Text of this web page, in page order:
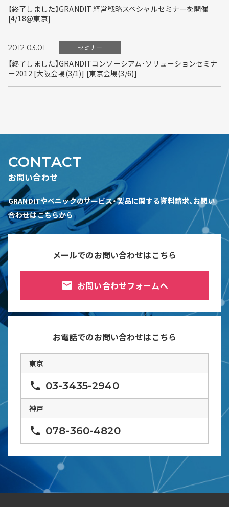
【終了しました】GRANDIT 経営戦略スペシャルセミナーを開催
[4/18@東京]
2012.03.01 セミナー
【終了しました】GRANDITコンソーシアム・ソリューションセミナ
ー2012 [大阪会場(3/1)] [東京会場(3/6)]
CONTACT
お問い合わせ
GRANDITやベニックのサービス・製品に関する資料請求、お問い
合わせはこちらから
メールでのお問い合わせはこちら
mail お問い合わせフォームへ
お電話でのお問い合わせはこちら
東京
phone 03-3435-2940
神戸
phone 078-360-4820